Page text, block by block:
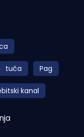
tuča Pag
kanal